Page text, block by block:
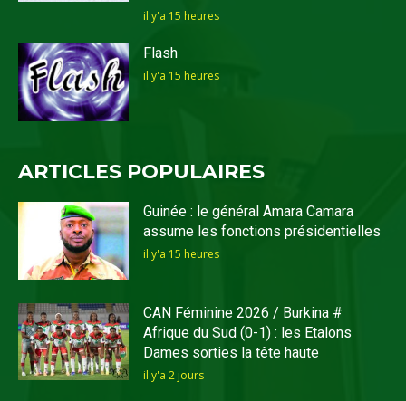
il y'a 15 heures
Flash
il y'a 15 heures
ARTICLES POPULAIRES
Guinée : le général Amara Camara
assume les fonctions présidentielles
il y'a 15 heures
CAN Féminine 2026 / Burkina #
Afrique du Sud (0-1) : les Etalons
Dames sorties la tête haute
il y'a 2 jours